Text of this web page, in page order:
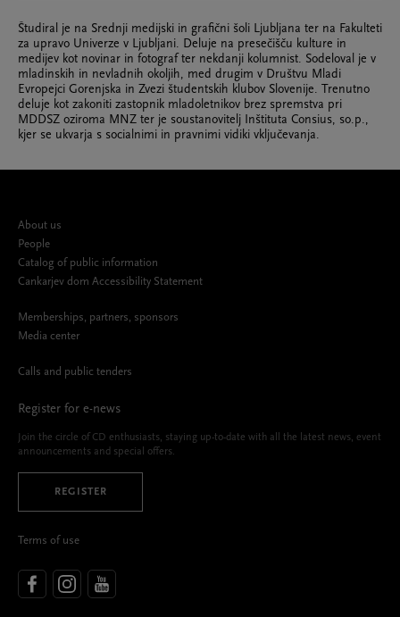
Študiral je na Srednji medijski in grafični šoli Ljubljana ter na Fakulteti
za upravo Univerze v Ljubljani. Deluje na presečišču kulture in
medijev kot novinar in fotograf ter nekdanji kolumnist. Sodeloval je v
mladinskih in nevladnih okoljih, med drugim v Društvu Mladi
Evropejci Gorenjska in Zvezi študentskih klubov Slovenije. Trenutno
deluje kot zakoniti zastopnik mladoletnikov brez spremstva pri
MDDSZ oziroma MNZ ter je soustanovitelj Inštituta Consius, so.p.,
kjer se ukvarja s socialnimi in pravnimi vidiki vključevanja.
About us
People
Catalog of public information
Cankarjev dom Accessibility Statement
Memberships, partners, sponsors
Media center
Calls and public tenders
Register for e-news
Join the circle of CD enthusiasts, staying up-to-date with all the latest news, event
announcements and special offers.
REGISTER
Terms of use